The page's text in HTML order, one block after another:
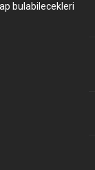
bulabilecekleri